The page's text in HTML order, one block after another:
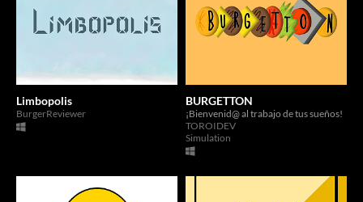
Limbopolis
BurgerReviewer
BURGETTON
¡Bienvenid@ al trabajo de tus sueños!
TOROIDEV
Simulation